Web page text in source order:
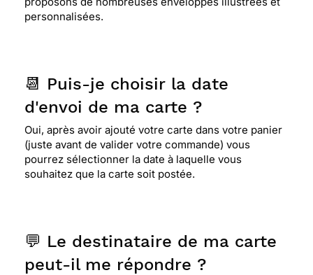
personnalisées.
📆 Puis-je choisir la date
d'envoi de ma carte ?
Oui, après avoir ajouté votre carte dans votre panier
(juste avant de valider votre commande) vous
pourrez sélectionner la date à laquelle vous
souhaitez que la carte soit postée.
💬 Le destinataire de ma carte
peut-il me répondre ?